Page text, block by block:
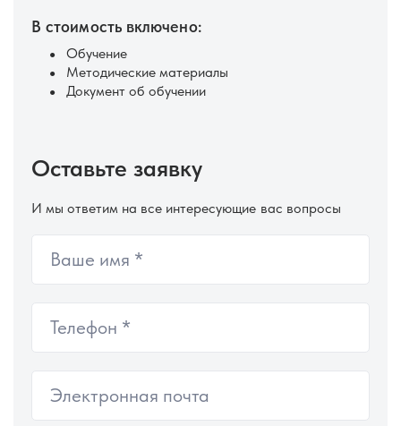
В стоимость включено:
Обучение
Методические материалы
Документ об обучении
Оставьте заявку
И мы ответим на все интересующие вас вопросы